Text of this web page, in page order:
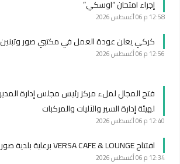
إجراء امتحان “اوسكي”
12:58 م 06 أغسطس 2026
كركي يعلن عودة العمل في مكتبي صور وتبنين
12:56 م 06 أغسطس 2026
فتح المجال لملء مركز رئيس مجلس إدارة
لهيئة إدارة السير والآليات والمركبات
12:40 م 06 أغسطس 2026
افتتاح VERSA CAFE & LOUNGE برعاية بلدية صور
12:34 م 06 أغسطس 2026